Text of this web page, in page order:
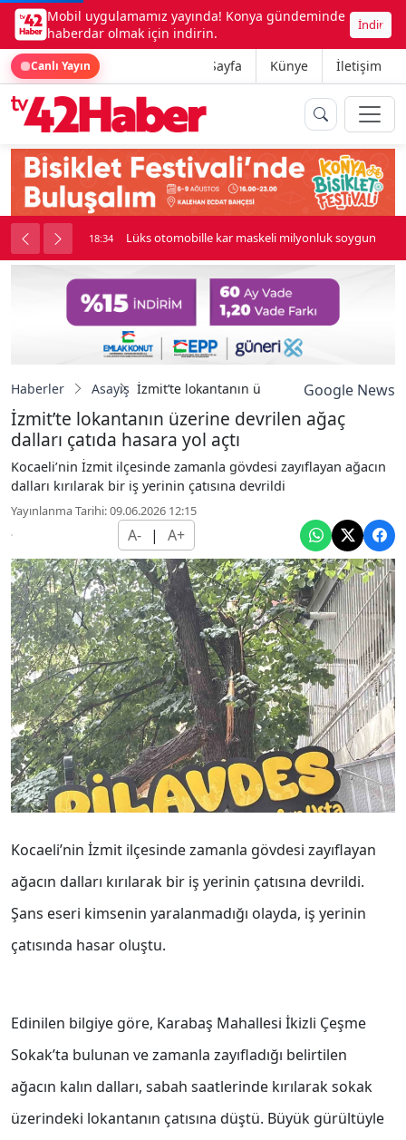
Mobil uygulamamız yayında! Konya gündeminde
haberdar olmak için indirin.
İndir
Canlı Yayın Ana Sayfa Künye İletişim
kavga çıktı 18:34 Lüks otomobille kar maskeli milyonluk soygun
Haberler Asayiş İzmit’te lokantanın üzerine devrilen ağaç
Google News
İzmit’te lokantanın üzerine devrilen ağaç
dalları çatıda hasara yol açtı
Kocaeli’nin İzmit ilçesinde zamanla gövdesi zayıflayan ağacın
dalları kırılarak bir iş yerinin çatısına devrildi
Yayınlanma Tarihi: 09.06.2026 12:15
A- | A+
Kocaeli’nin İzmit ilçesinde zamanla gövdesi zayıflayan
ağacın dalları kırılarak bir iş yerinin çatısına devrildi.
Şans eseri kimsenin yaralanmadığı olayda, iş yerinin
çatısında hasar oluştu.
Edinilen bilgiye göre, Karabaş Mahallesi İkizli Çeşme
Sokak’ta bulunan ve zamanla zayıfladığı belirtilen
ağacın kalın dalları, sabah saatlerinde kırılarak sokak
üzerindeki lokantanın çatısına düştü. Büyük gürültüyle